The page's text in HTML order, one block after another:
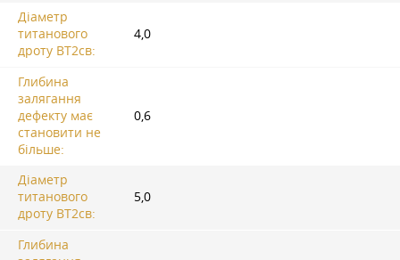
Діаметр
титанового
дроту ВТ2св:
4,0
Глибина
залягання
дефекту має
становити не
більше:
0,6
Діаметр
титанового
дроту ВТ2св:
5,0
Глибина